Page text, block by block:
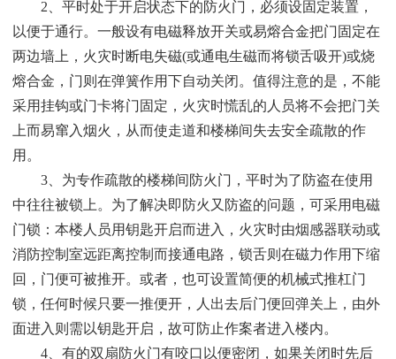
2、平时处于开启状态下的防火门，必须设固定装置，
以便于通行。一般设有电磁释放开关或易熔合金把门固定在
两边墙上，火灾时断电失磁(或通电生磁而将锁舌吸开)或烧
熔合金，门则在弹簧作用下自动关闭。值得注意的是，不能
采用挂钩或门卡将门固定，火灾时慌乱的人员将不会把门关
上而易窜入烟火，从而使走道和楼梯间失去安全疏散的作
用。
3、为专作疏散的楼梯间防火门，平时为了防盗在使用
中往往被锁上。为了解决即防火又防盗的问题，可采用电磁
门锁：本楼人员用钥匙开启而进入，火灾时由烟感器联动或
消防控制室远距离控制而接通电路，锁舌则在磁力作用下缩
回，门便可被推开。或者，也可设置简便的机械式推杠门
锁，任何时候只要一推便开，人出去后门便回弹关上，由外
面进入则需以钥匙开启，故可防止作案者进入楼内。
4、有的双扇防火门有咬口以便密闭，如果关闭时先后